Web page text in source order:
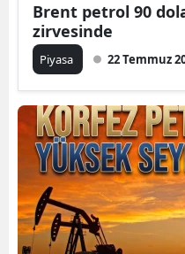
Brent petrol 90
zirvesinde
Piyasa 22 Temmuz